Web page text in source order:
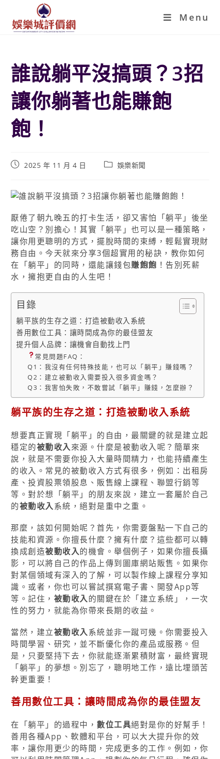
Menu
誰說躺平沒搞頭？3招
讓你躺著也能賺飽
飽！
2025 年 11 月 4 日 娛樂新聞
厭倦了朝九晚五的打卡生活，卻又害怕「躺平」後坐
吃山空？別擔心！其實「躺平」也可以是一種策略，
讓你用更聰明的方式，擺脫時間的束縛，輕鬆實現財
務自由。今天就來分享3個超實用的秘訣，教你如何
在「躺平」的同時，還能讓錢包賺飽飽 ！告別死薪
水，擁抱更自由的人生吧！
目錄
躺平族的生存之道：打造被動收入系統
善用數位工具：讓時間成為你的最佳盟友
提升個人品牌：讓機會自動找上門
常見問題FAQ：
Q1：我沒有任何特殊技能，也可以「躺平」賺錢嗎？
Q2：建立被動收入需要投入很多資金嗎？
Q3：我害怕失敗，不敢嘗試「躺平」賺錢，怎麼辦？
躺平族的生存之道：打造被動收入系統
想要真正實現「躺平」的自由，最關鍵的就是建立起
穩定的被動收入來源。什麼是被動收入呢？簡單來
說，就是不需要你投入大量時間精力，也能持續產生
的收入。常見的被動收入方式有很多，例如：出租房
產、投資股票領股息、販售線上課程、聯盟行銷等
等。對於想「躺平」的朋友來說，建立一套屬於自己
的被動收入系統，絕對是重中之重。
那麼，該如何開始呢？首先，你需要盤點一下自己的
技能和資源。你擅長什麼？擁有什麼？這些都可以轉
換成創造被動收入的機會。舉個例子，如果你擅長攝
影，可以將自己的作品上傳到圖庫網站販售。如果你
對某個領域有深入的了解，可以製作線上課程分享知
識。或者，你也可以嘗試撰寫電子書、開發App等
等。記住， 被動收入的關鍵在於「建立系統」，一次
性的努力，就能為你帶來長期的收益。
當然，建立被動收入系統並非一蹴可幾。你需要投入
時間學習、研究，並不斷優化你的產品或服務。但
是，只要堅持下去，你就能逐漸累積財富，最終實現
「躺平」的夢想。別忘了，聰明地工作，遠比埋頭苦
幹更重要！
善用數位工具：讓時間成為你的最佳盟友
在「躺平」的過程中，數位工具絕對是你的好幫手！
善用各種App、軟體和平台，可以大大提升你的效
率，讓你用更少的時間，完成更多的工作。例如，你